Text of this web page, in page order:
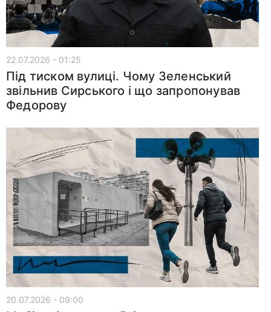
22.07.2026 - 01:25
Під тиском вулиці. Чому Зеленський
звільнив Сирського і що запропонував
Федорову
20.07.2026 - 09:00